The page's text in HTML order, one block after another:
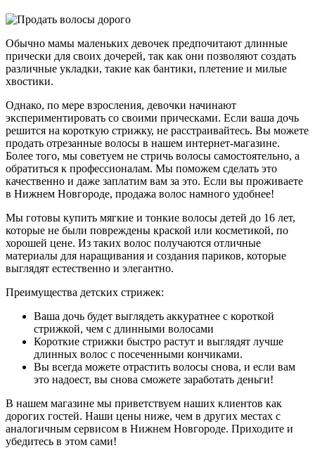
Обычно мамы маленьких девочек предпочитают длинные
прически для своих дочерей, так как они позволяют создать
различные укладки, такие как бантики, плетение и милые
хвостики.
Однако, по мере взросления, девочки начинают
экспериментировать со своими прическами. Если ваша дочь
решится на короткую стрижку, не расстраивайтесь. Вы можете
продать отрезанные волосы в нашем интернет-магазине.
Более того, мы советуем не стричь волосы самостоятельно, а
обратиться к профессионалам. Мы поможем сделать это
качественно и даже заплатим вам за это. Если вы проживаете
в Нижнем Новгороде, продажа волос намного удобнее!
Мы готовы купить мягкие и тонкие волосы детей до 16 лет,
которые не были повреждены краской или косметикой, по
хорошей цене. Из таких волос получаются отличные
материалы для наращивания и создания париков, которые
выглядят естественно и элегантно.
Преимущества детских стрижек:
Ваша дочь будет выглядеть аккуратнее с короткой
стрижкой, чем с длинными волосами
Короткие стрижки быстро растут и выглядят лучше
длинных волос с посеченными кончиками.
Вы всегда можете отрастить волосы снова, и если вам
это надоест, вы снова сможете заработать деньги!
В нашем магазине мы приветствуем наших клиентов как
дорогих гостей. Наши цены ниже, чем в других местах с
аналогичным сервисом в Нижнем Новгороде. Приходите и
убедитесь в этом сами!